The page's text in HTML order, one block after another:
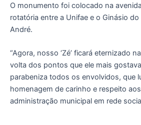
O monumento foi colocado na
rotatória entre a Unifae e o Ginásio
André.
“Agora, nosso ‘Zé’ ficará eternizado
volta dos pontos que ele mais
parabeniza todos os envolvidos, que
homenagem de carinho e respeito
administração municipal em rede